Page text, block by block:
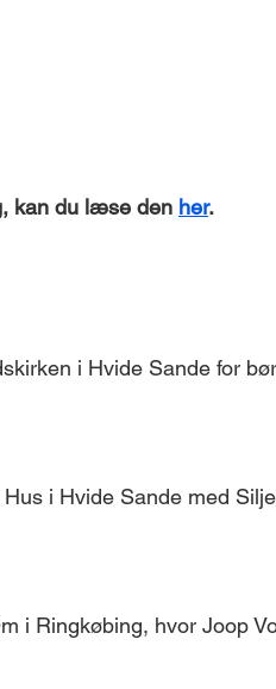
kan du læse den her.
i Hvide Sande for
i Hvide Sande med
i Ringkøbing, hvor Joop